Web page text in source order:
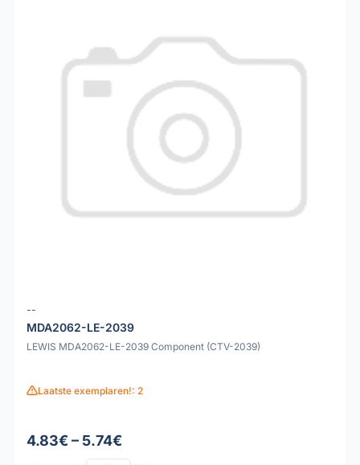
--
MDA2062-LE-2039
LEWIS MDA2062-LE-2039 Component (CTV-2039)
Laatste exemplaren!: 2
4.83€ – 5.74€